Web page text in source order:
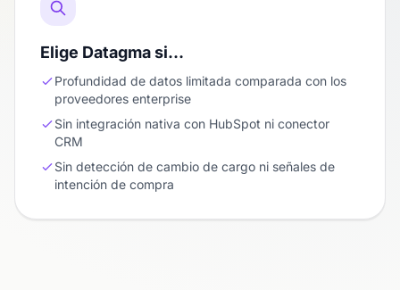
Elige Datagma si…
Profundidad de datos limitada comparada con los
proveedores enterprise
Sin integración nativa con HubSpot ni conector
CRM
Sin detección de cambio de cargo ni señales de
intención de compra